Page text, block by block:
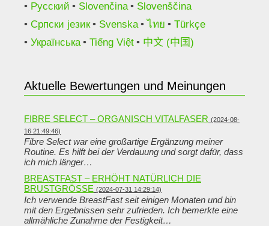
Русский
Slovenčina
Slovenščina
Српски језик
Svenska ไทย
Türkçe
Українська
Tiếng Việt 中文 (中国)
Aktuelle Bewertungen und Meinungen
FIBRE SELECT – ORGANISCH VITALFASER (2024-08-
16 21:49:46)
Fibre Select war eine großartige Ergänzung meiner
Routine. Es hilft bei der Verdauung und sorgt dafür, dass
ich mich länger…
BREASTFAST – ERHÖHT NATÜRLICH DIE
BRUSTGRÖSSE
(2024-07-31 14:29:14)
Ich verwende BreastFast seit einigen Monaten und bin
mit den Ergebnissen sehr zufrieden. Ich bemerkte eine
allmähliche Zunahme der Festigkeit…